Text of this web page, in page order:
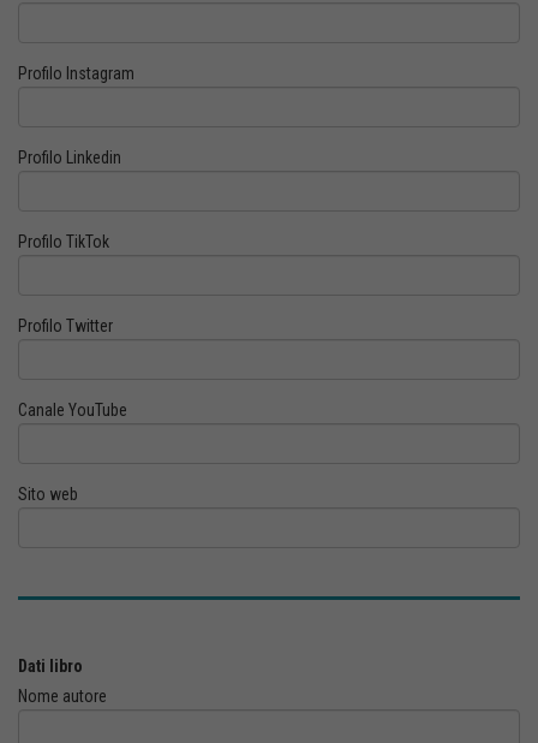
Profilo Instagram
Profilo Linkedin
Profilo TikTok
Profilo Twitter
Canale YouTube
Sito web
Dati libro
Nome autore